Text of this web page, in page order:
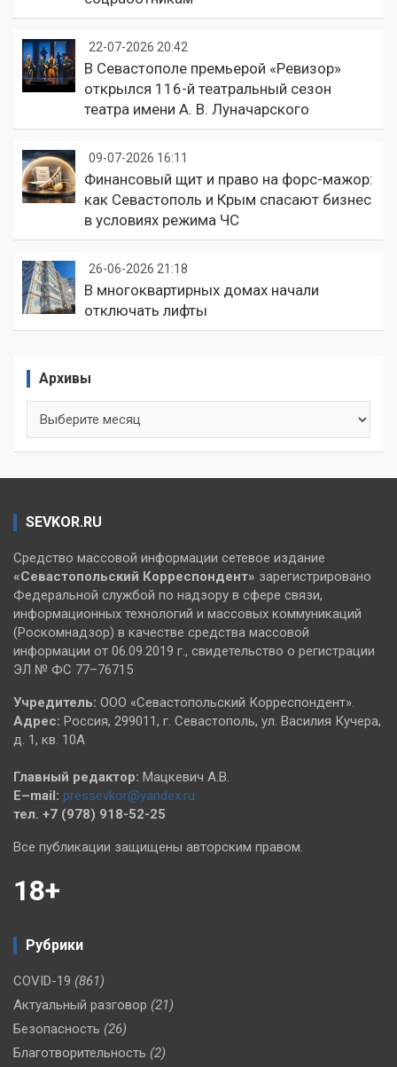
22-07-2026 20:42
В Севастополе премьерой «Ревизор»
открылся 116-й театральный сезон
театра имени А. В. Луначарского
09-07-2026 16:11
Финансовый щит и право на форс-мажор:
как Севастополь и Крым спасают бизнес
в условиях режима ЧС
26-06-2026 21:18
В многоквартирных домах начали
отключать лифты
Архивы
SEVKOR.RU
Средство массовой информации сетевое издание
«Севастопольский Корреспондент» зарегистрировано
Федеральной службой по надзору в сфере связи,
информационных технологий и массовых коммуникаций
(Роскомнадзор) в качестве средства массовой
информации от 06.09.2019 г., свидетельство о регистрации
ЭЛ № ФС 77–76715
Учредитель: ООО «Севастопольский Корреспондент».
Адрес: Россия, 299011, г. Севастополь, ул. Василия Кучера,
д. 1, кв. 10А
Главный редактор: Мацкевич А.В.
E–mail: pressevkor@yandex.ru
тел. +7 (978) 918-52-25
Все публикации защищены авторским правом.
18+
Рубрики
COVID-19 (861)
Актуальный разговор (21)
Безопасность (26)
Благотворительность (2)